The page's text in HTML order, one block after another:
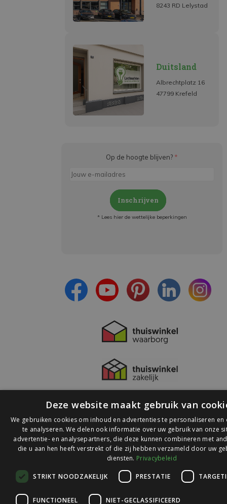
8243 RD Lelystad
Duitsland
Albrechtplatz 16
47799 Krefeld
Op de hoogte blijven? *
Inschrijven
* Lees hier de wettelijke beperkingen
© 2026 Ledlichtdiscounter.nl
op
Webwinkelkeur
Deze website maakt gebruik van
We gebruiken cookies om inhoud en advertenties te personaliseren en
te analyseren. We delen ook informatie over uw gebruik van onze
advertentie- en analysepartners, die deze kunnen combineren met
die u aan hen heeft verstrekt of die zij hebben verzameld door uw
diensten. Privacybeleid
STRIKT NOODZAKELIJK PRESTATIE
FUNCTIONEEL NIET-GECLASSIFICEERD